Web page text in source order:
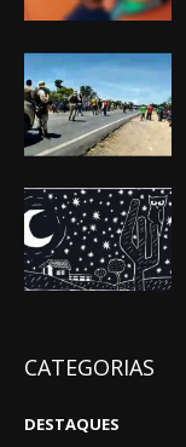
CATEGORIAS
DESTAQUES